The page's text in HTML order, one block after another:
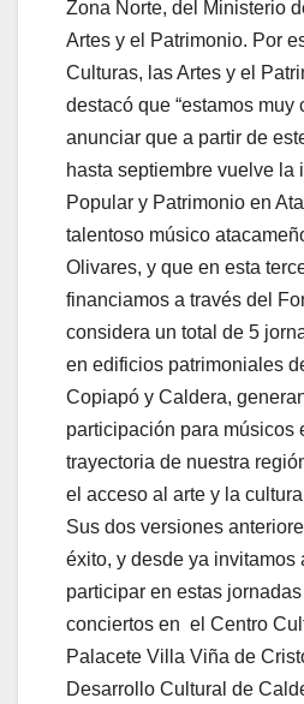
Zona Norte, del Ministerio
Artes y el Patrimonio. Por
Culturas, las Artes y el
destacó que “estamos muy
anunciar que a partir de
hasta septiembre vuelve la
Popular y Patrimonio en
talentoso músico
Olivares, y que en esta
financiamos a través del
considera un total de 5
en edificios patrimoniales
Copiapó y Caldera,
participación para músicos
trayectoria de nuestra
el acceso al arte y la
Sus dos versiones
éxito, y desde ya invitamos
participar en estas
conciertos en el Centro
Palacete Villa Viña de
Desarrollo Cultural de